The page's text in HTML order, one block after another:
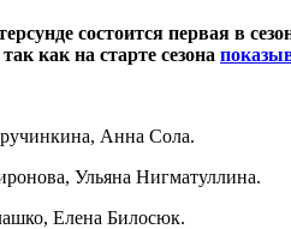
состоится первая в
как на старте сезона
Анна Сола.
Ульяна Нигматуллина.
Елена Билосюк.